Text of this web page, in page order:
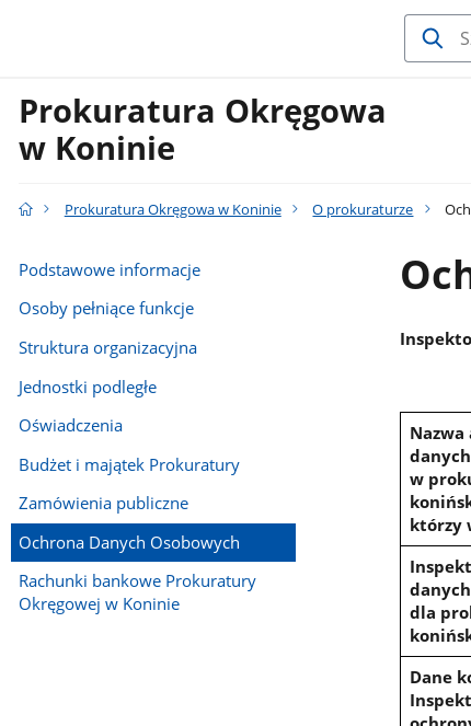
Prokuratura Okręgowa
w Koninie
Prokuratura Okręgowa w Koninie O prokuraturze
Podstawowe informacje
Osoby pełniące funkcje
Struktura organizacyjna
Jednostki podległe
Oświadczenia
Budżet i majątek Prokuratury
Zamówienia publiczne
Ochrona Danych Osobowych
Rachunki bankowe Prokuratury
Okręgowej w Koninie
danych
w
którzy
dla
Dane